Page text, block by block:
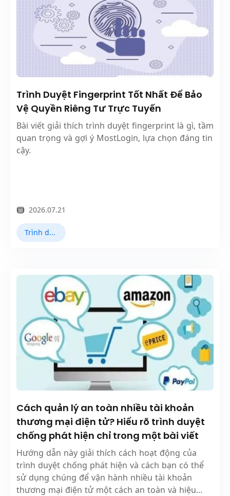
Trình Duyệt Fingerprint Tốt Nhất Để Bảo
Vệ Quyền Riêng Tư Trực Tuyến
Bài viết giải thích trình duyệt fingerprint là gì, tầm
quan trọng và gợi ý MostLogin, lựa chọn đáng tin
cậy.
2026.07.21
Trình duyệt Fingerprint
Cách quản lý an toàn nhiều tài khoản
thương mại điện tử? Hiểu rõ trình duyệt
chống phát hiện chỉ trong một bài viết
Hướng dẫn này giải thích cách hoạt động của
trình duyệt chống phát hiện và cách bạn có thể
sử dụng chúng để vận hành nhiều tài khoản
thương mại điện tử một cách an toàn và hiệu